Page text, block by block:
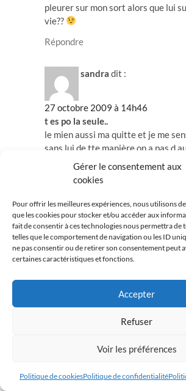
Gérer le consentement aux
cookies
Pour offrir les meilleures expériences, nous utilisons
que les cookies pour stocker et/ou accéder aux
fait de consentir à ces technologies nous permettra de
telles que le comportement de navigation ou les ID
ne pas consentir ou de retirer son consentement peut
certaines caractéristiques et fonctions.
Accepter
Refuser
Voir les préférences
Politique de cookiesPolitique de confidentialité
pleurer sur mon sort alors que lui
vie??
Répondre
sandra dit :
27 octobre 2009 à 14h46
t es po la seule..
le mien aussi ma quitte et je me
sans lui de tte manière on a pas d
saccroche a cet espoir c tout bonne
toute celle qui partage la même
orodit :
24 juillet 2011 à 2h44
SURMONTER UNE
Répondre
16 juin 2010 à 9h50